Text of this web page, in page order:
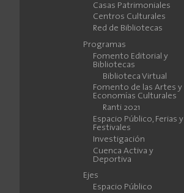
Casas Patrimoniales
Centros Culturales
Red de Bibliotecas
Programas
Fomento Editorial y
Bibliotecas
Biblioteca Virtual
Fomento de las Artes y
Economías Culturales
Ranti 2021
Espacio Público, Ferias y
Festivales
Investigación
Cuenca Activa y
Deportiva
Ejes
Espacio Público